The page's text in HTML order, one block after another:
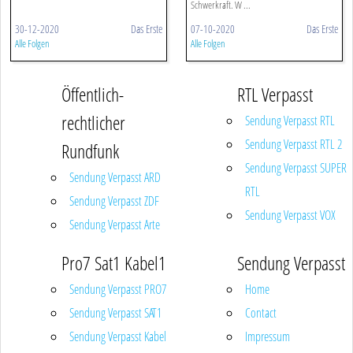
30-12-2020 Das Erste
Alle Folgen
Schwerkraft. W ...
07-10-2020 Das Erste
Alle Folgen
Öffentlich-
rechtlicher
Rundfunk
Sendung Verpasst ARD
Sendung Verpasst ZDF
Sendung Verpasst Arte
RTL Verpasst
Sendung Verpasst RTL
Sendung Verpasst RTL 2
Sendung Verpasst SUPER
RTL
Sendung Verpasst VOX
Pro7 Sat1 Kabel1
Sendung Verpasst PRO7
Sendung Verpasst SAT1
Sendung Verpasst Kabel
Sendung Verpasst
Home
Contact
Impressum